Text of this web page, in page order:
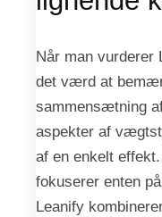
Når man vurderer
det værd at
sammensætning
aspekter af
af en enkelt
fokuserer enten
Leanify